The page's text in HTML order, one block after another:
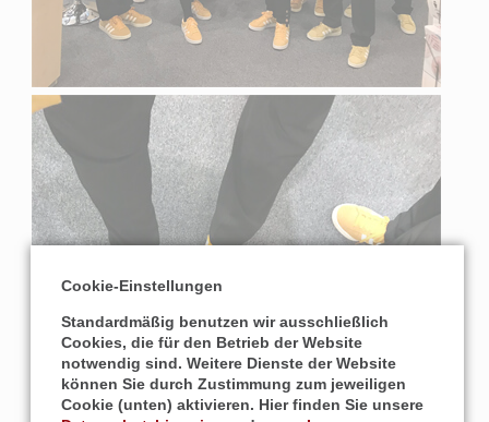
Cookie-Einstellungen
Standardmäßig benutzen wir ausschließlich
Cookies, die für den Betrieb der Website
notwendig sind. Weitere Dienste der Website
können Sie durch Zustimmung zum jeweiligen
Cookie (unten) aktivieren. Hier finden Sie unsere